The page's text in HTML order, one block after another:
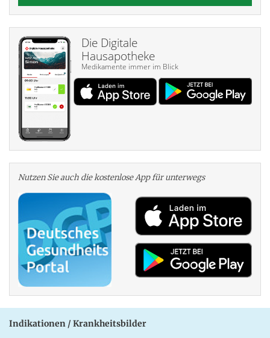
Die Digitale
Hausapotheke
Medikamente immer im Blick
Nutzen Sie auch die kosten­lose App für unterwegs
Indikationen / Krankheitsbilder